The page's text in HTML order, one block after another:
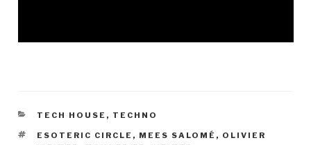
KATEGORIEN
TECH HOUSE , TECHNO
SCHLAGWÖRTER
ESOTERIC CIRCLE , MEES SALOMÉ , OLIVIER